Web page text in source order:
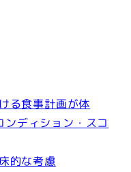
る食事計画が体
ディション・スコ
的な考慮